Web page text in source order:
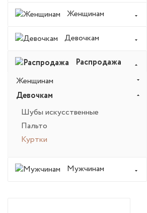
Женщинам
Девочкам
Распродажа
Женщинам
Девочкам
Шубы искусственные
Пальто
Куртки
Мужчинам